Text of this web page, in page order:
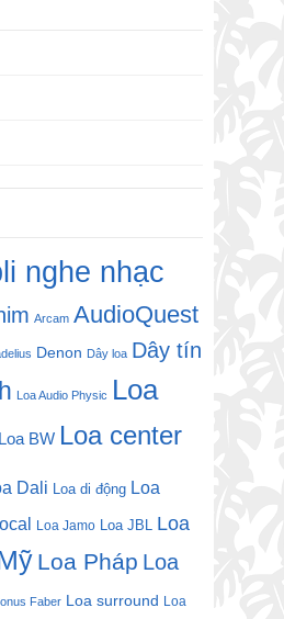
nghe nhạc
Arcam AudioQuest
Denon Dây loa Dây tín
Loa Audio Physic Loa
Loa BW Loa center
Dali Loa di động Loa
Loa Jamo Loa JBL Loa
Loa Pháp Loa
Faber Loa surround Loa